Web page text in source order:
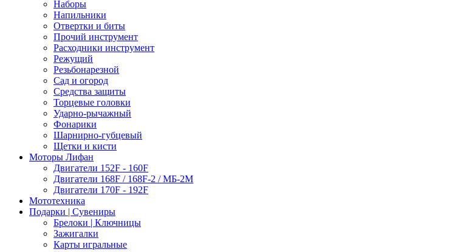
Наборы
Напильники
Отвертки и биты
Прочий инструмент
Расходники инструмент
Режущий
Резьбонарезной
Сад и огород
Средства защиты
Торцевые головки
Ударно-рычажный
Фонарики
Шарнирно-губцевый
Щетки и кисти
Моторы Лифан
Двигатели 152F - 160F
Двигатели 168F / 168F-2 / МБ-2М
Двигатели 170F - 192F
Мототехника
Подарки | Сувениры
Брелоки | Ключницы
Зажигалки
Карты игральные